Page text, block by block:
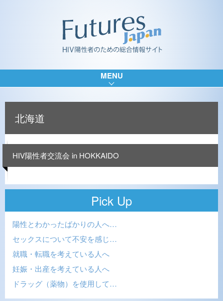
MENU
北海道
HIV陽性者交流会 in HOKKAIDO
Pick Up
陽性とわかったばかりの人へ…
セックスについて不安を感じ…
就職・転職を考えている人へ
妊娠・出産を考えている人へ
ドラッグ（薬物）を使用して…